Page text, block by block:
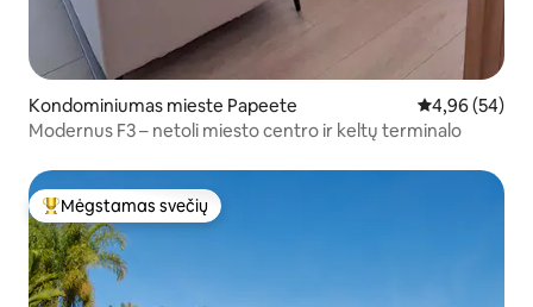
Kondominiumas mieste Papeete Vidutinis
4,96 (54)
Modernus F3 – netoli miesto centro ir keltų terminalo
Svečių mėgstamiausias
Mėgstamas svečių